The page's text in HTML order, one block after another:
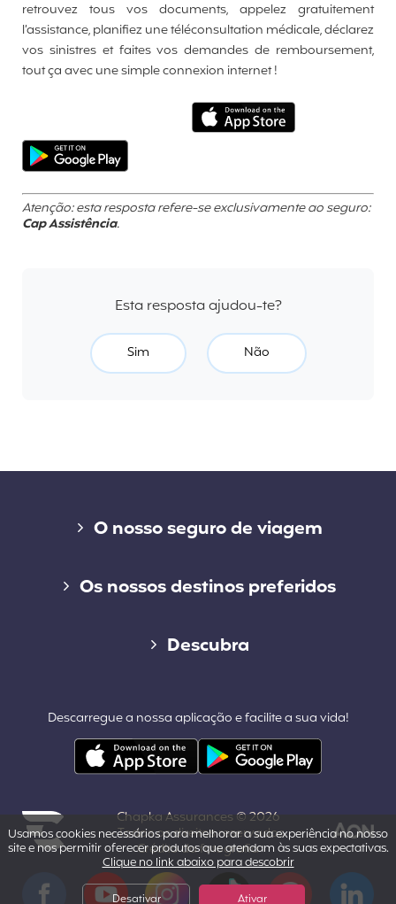
retrouvez tous vos documents, appelez gratuitement
l’assistance, planifiez une téléconsultation médicale, déclarez
vos sinistres et faites vos demandes de remboursement,
tout ça avec une simple connexion internet !
Atenção: esta resposta refere-se exclusivamente ao seguro:
Cap Assistência.
Esta resposta ajudou-te?
Sim Não
O nosso seguro de viagem
Seguro de curta duração
Cap Student
Os nossos destinos preferidos
Seguro de viagem para o Canadá
Seguro de viagem para a Tailândia
Outros destinos populares
Descubra
Contacto
Quem somos nós?
Aviso legal
Descarregue a nossa aplicação e facilite a sua vida!
Chapka Assurances © 2026
- Todos os direitos reservados.
Crédito da fotografia
Powered by Aon
Facebook YouTube Instagram Tiktok Pinterest LinkedIn
Usamos cookies necessários para melhorar a sua experiência no nosso
site e nos permitir oferecer produtos que atendam às suas expectativas.
Clique no link abaixo para descobrir
Desativar Ativar